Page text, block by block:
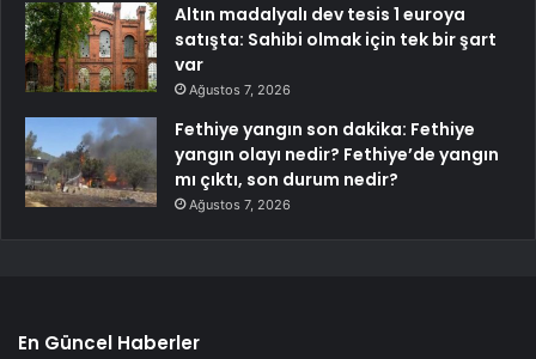
Altın madalyalı dev tesis 1 euroya
satışta: Sahibi olmak için tek bir şart
var
Ağustos 7, 2026
Fethiye yangın son dakika: Fethiye
yangın olayı nedir? Fethiye’de yangın
mı çıktı, son durum nedir?
Ağustos 7, 2026
En Güncel Haberler